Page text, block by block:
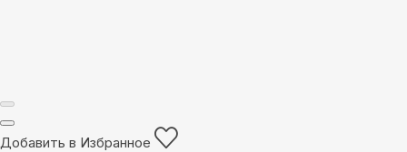
Добавить в Избранное